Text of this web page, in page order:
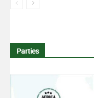
Parties